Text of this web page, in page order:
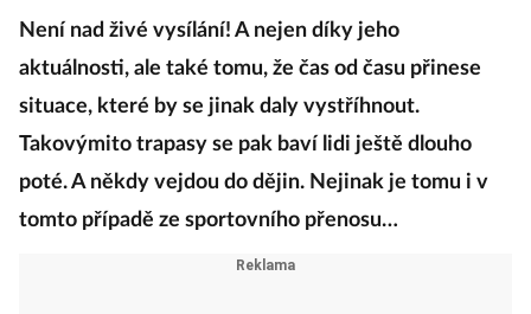
Není nad živé vysílání! A nejen díky jeho
aktuálnosti, ale také tomu, že čas od času přinese
situace, které by se jinak daly vystříhnout.
Takovýmito trapasy se pak baví lidi ještě dlouho
poté. A někdy vejdou do dějin. Nejinak je tomu i v
tomto případě ze sportovního přenosu…